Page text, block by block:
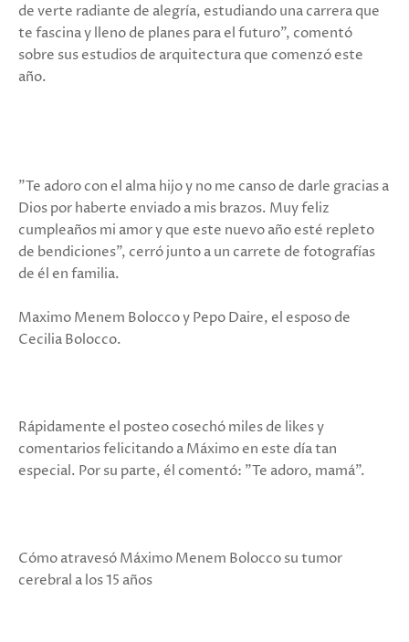
de verte radiante de alegría, estudiando una carrera que
te fascina y lleno de planes para el futuro", comentó
sobre sus estudios de arquitectura que comenzó este
año.
"Te adoro con el alma hijo y no me canso de darle gracias a
Dios por haberte enviado a mis brazos. Muy feliz
cumpleaños mi amor y que este nuevo año esté repleto
de bendiciones", cerró junto a un carrete de fotografías
de él en familia.
Maximo Menem Bolocco y Pepo Daire, el esposo de
Cecilia Bolocco.
Rápidamente el posteo cosechó miles de likes y
comentarios felicitando a Máximo en este día tan
especial. Por su parte, él comentó: "Te adoro, mamá".
Cómo atravesó Máximo Menem Bolocco su tumor
cerebral a los 15 años